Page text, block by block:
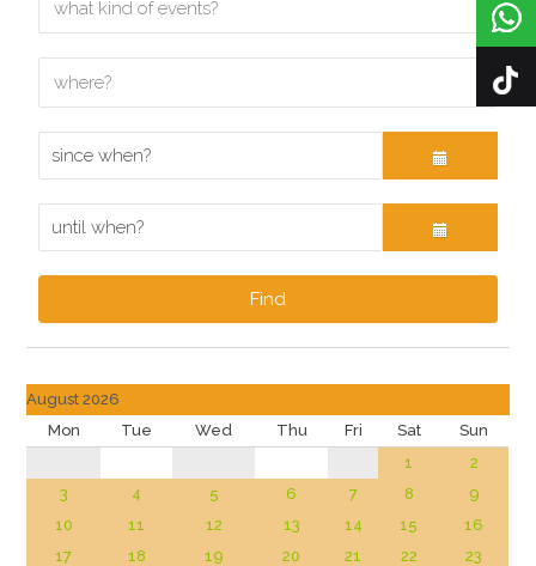
Find
August 2026
Mon
Tue Wed Thu Fri Sat
Sun
1
2
3
4 5 6 7 8
9
10
11 12 13 14 15
16
17
18 19 20 21 22
23